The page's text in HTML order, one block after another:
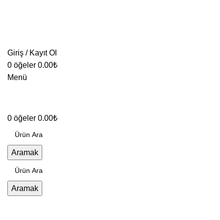
Giriş / Kayıt Ol
0 öğeler 0.00₺
Menü
0 öğeler 0.00₺
Aramak
Aramak